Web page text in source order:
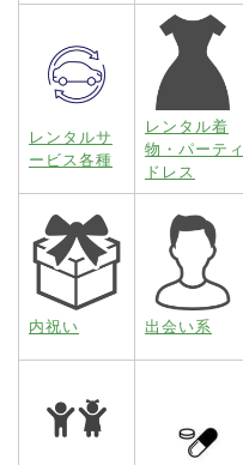
レンタルサ
ービス各種
レンタル着
物・パーティ
ドレス
内祝い 出会い系